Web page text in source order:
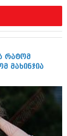
რატომ
მახინჯია